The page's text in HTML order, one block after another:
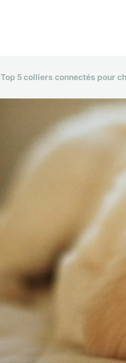
Top 5 colliers connectés pour